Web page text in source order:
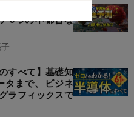
を大図解！日
“3つの不都合な
すべて】基礎知
タまで、ビジネ
ラフィックスで